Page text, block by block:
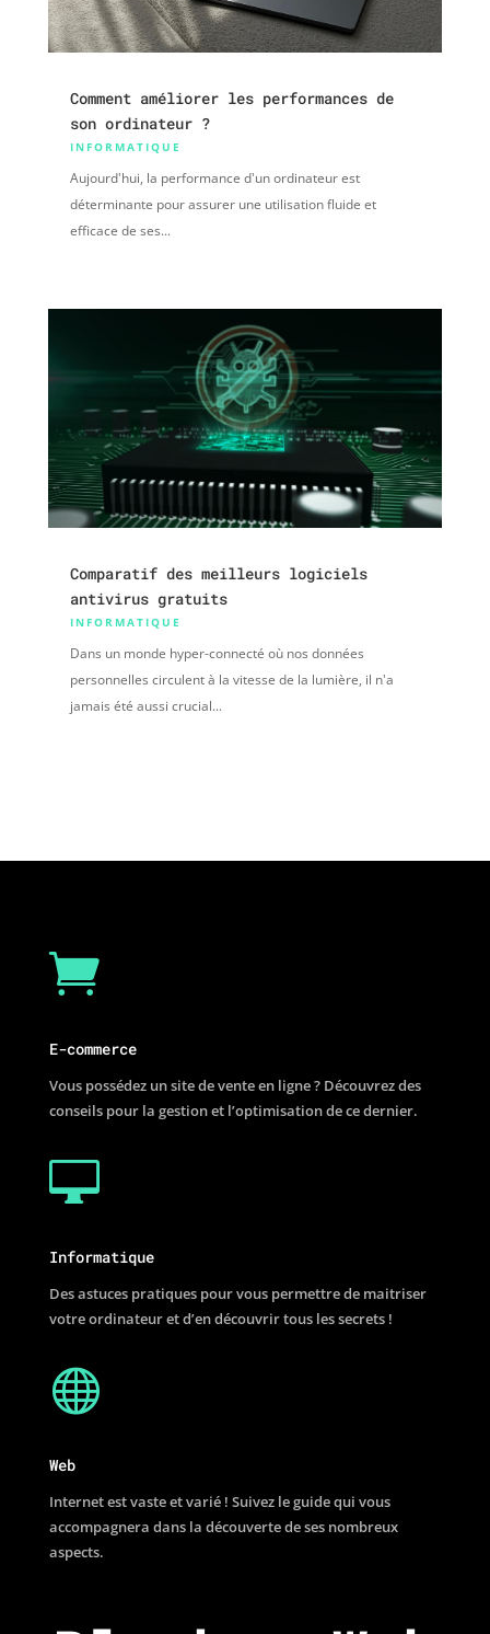
Comment améliorer les performances de
son ordinateur ?
INFORMATIQUE
Aujourd'hui, la performance d'un ordinateur est
déterminante pour assurer une utilisation fluide et
efficace de ses...
Comparatif des meilleurs logiciels
antivirus gratuits
INFORMATIQUE
Dans un monde hyper-connecté où nos données
personnelles circulent à la vitesse de la lumière, il n'a
jamais été aussi crucial...

E-commerce
Vous possédez un site de vente en ligne ? Découvrez des
conseils pour la gestion et l’optimisation de ce dernier.

Informatique
Des astuces pratiques pour vous permettre de maitriser
votre ordinateur et d’en découvrir tous les secrets !

Web
Internet est vaste et varié ! Suivez le guide qui vous
accompagnera dans la découverte de ses nombreux
aspects.